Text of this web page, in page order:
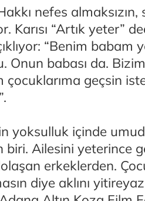
nefes almaksızın,
Karısı “Artık yeter”
“Benim babam
Onun babası da.
çocuklarıma geçsin
yoksulluk içinde
biri. Ailesini yeterince
erkeklerden.
diye aklını